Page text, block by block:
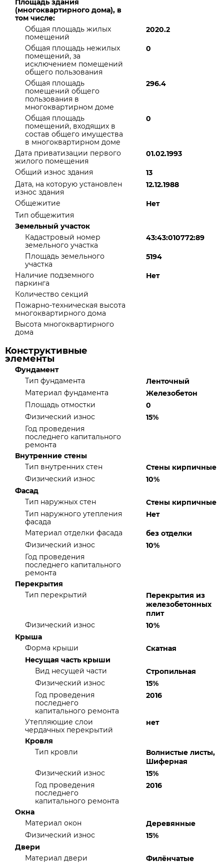
Площадь здания
(многоквартирного дома), в
том числе:
Общая площадь жилых
помещений
2020.2
Общая площадь нежилых
помещений, за
исключением помещений
общего пользования
0
Общая площадь
помещений общего
пользования в
многоквартирном доме
296.4
Общая площадь
помещений, входящих в
состав общего имущества
в многоквартирном доме
0
Дата приватизации первого
жилого помещения
01.02.1993
Общий износ здания
13
Дата, на которую установлен
износ здания
12.12.1988
Общежитие
Нет
Тип общежития
Земельный участок
Кадастровый номер
земельного участка
43:43:010772:89
Площадь земельного
участка
5194
Наличие подземного
паркинга
Нет
Количество секций
Пожарно-техническая высота
многоквартирного дома
Высота многоквартирного
дома
Конструктивные
элементы
Фундамент
Тип фундамента
Ленточный
Материал фундамента
Железобетон
Площадь отмостки
0
Физический износ
15%
Год проведения
последнего капитального
ремонта
Внутренние стены
Тип внутренних стен
Стены кирпичные
Физический износ
10%
Фасад
Тип наружных стен
Стены кирпичные
Тип наружного утепления
фасада
Нет
Материал отделки фасада
без отделки
Физический износ
10%
Год проведения
последнего капитального
ремонта
Перекрытия
Тип перекрытий
Перекрытия из
железобетонных
плит
Физический износ
10%
Крыша
Форма крыши
Скатная
Несущая часть крыши
Вид несущей части
Стропильная
Физический износ
15%
Год проведения
последнего
капитального ремонта
2016
Утепляющие слои
чердачных перекрытий
нет
Кровля
Тип кровли
Волнистые листы,
Шиферная
Физический износ
15%
Год проведения
последнего
капитального ремонта
2016
Окна
Материал окон
Деревянные
Физический износ
15%
Двери
Материал двери
Филёнчатые